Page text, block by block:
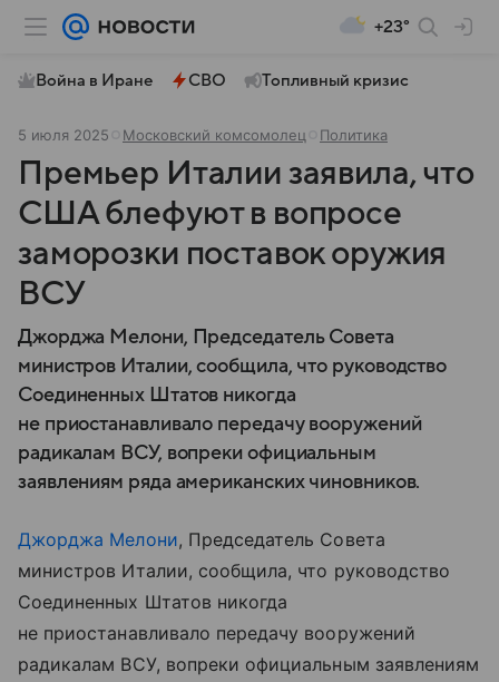
+23°
Война в Иране СВО Топливный кризис
5 июля 2025 Московский комсомолец Политика
Премьер Италии заявила, что
США блефуют в вопросе
заморозки поставок оружия
ВСУ
Джорджа Мелони, Председатель Совета
министров Италии, сообщила, что руководство
Соединенных Штатов никогда
не приостанавливало передачу вооружений
радикалам ВСУ, вопреки официальным
заявлениям ряда американских чиновников.
Джорджа Мелони, Председатель Совета
министров Италии, сообщила, что руководство
Соединенных Штатов никогда
не приостанавливало передачу вооружений
радикалам ВСУ, вопреки официальным заявлениям